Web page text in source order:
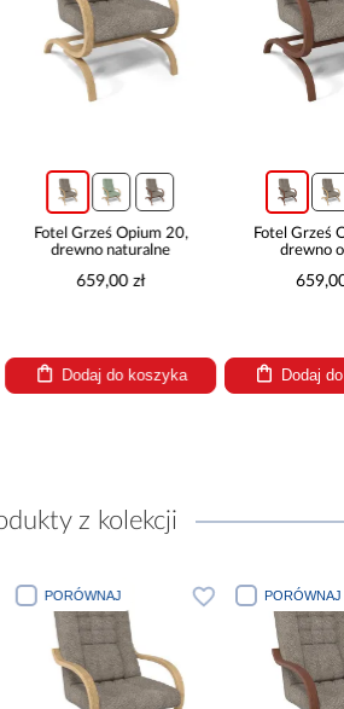
Opium 20,
naturalne
do koszyka
Fotel Grześ Opium 20,
drewno orzech
Dodaj do koszyka
z kolekcji
PORÓWNAJ